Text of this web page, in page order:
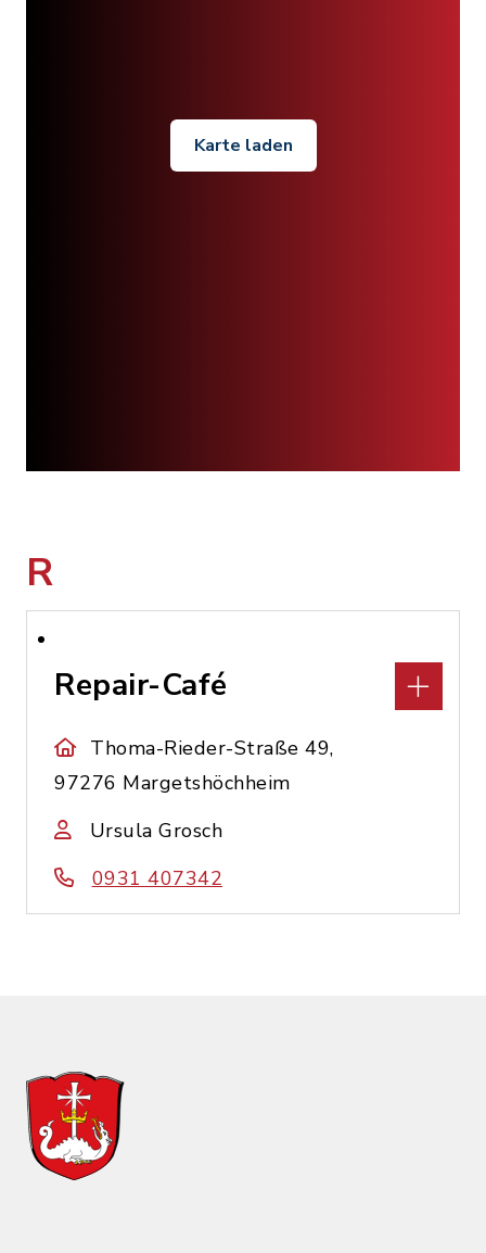
Karte laden
R
Repair-Café
Thoma-Rieder-Straße 49,
97276 Margetshöchheim
Ursula Grosch
0931 407342